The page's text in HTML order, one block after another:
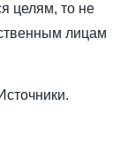
целям, то не
лицам